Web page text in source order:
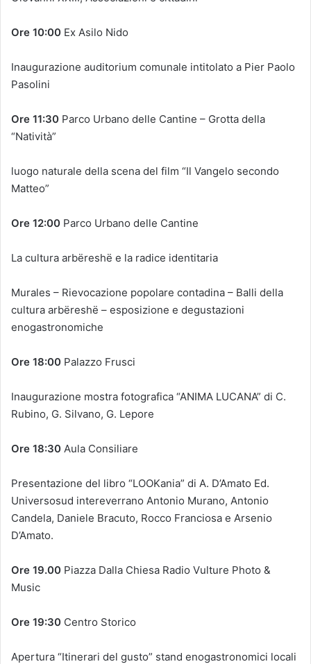
Ore 10:00 Ex Asilo Nido
Inaugurazione auditorium comunale intitolato a Pier Paolo
Pasolini
Ore 11:30 Parco Urbano delle Cantine – Grotta della
“Natività”
luogo naturale della scena del film “Il Vangelo secondo
Matteo”
Ore 12:00 Parco Urbano delle Cantine
La cultura arbëreshë e la radice identitaria
Murales – Rievocazione popolare contadina – Balli della
cultura arbëreshë – esposizione e degustazioni
enogastronomiche
Ore 18:00 Palazzo Frusci
Inaugurazione mostra fotografica “ANIMA LUCANA” di C.
Rubino, G. Silvano, G. Lepore
Ore 18:30 Aula Consiliare
Presentazione del libro “LOOKania” di A. D’Amato Ed.
Universosud intereverrano Antonio Murano, Antonio
Candela, Daniele Bracuto, Rocco Franciosa e Arsenio
D’Amato.
Ore 19.00 Piazza Dalla Chiesa Radio Vulture Photo &
Music
Ore 19:30 Centro Storico
Apertura “Itinerari del gusto” stand enogastronomici locali